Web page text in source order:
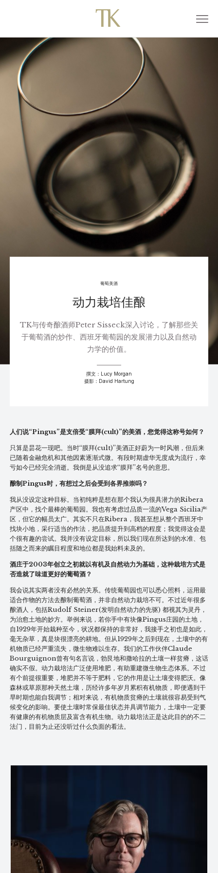
葡萄美酒
动力栽培佳酿
TK与传奇酿酒师Peter Sisseck深入讨论，了解那些关
于葡萄酒的炒作、西班牙葡萄园的发展潜力以及自然动
力学的价值。
撰文：Lucy Morgan
摄影：David Hartung
人们说“Pingus”是支倍受“膜拜(cult)”的美酒，您觉得这称号如何？
只算是昙花一现吧。当时“膜拜(cult)”美酒正好蔚为一时风潮，但后来
已随着金融危机和其他因素逐渐式微。有段时期虚华无度成为流行，幸
亏如今已经完全消逝。我倒是从没追求“膜拜”名号的意思。
酿制Pingus时，有想过之后会受到各界推崇吗？
我从没设定这种目标。当初纯粹是想在那个我认为很具潜力的Ribera
产区中，找个最棒的葡萄园。我也有考虑过品质一流的Vega Sicilia产
区，但它的幅员太广。其实不只在Ribera，我甚至想从整个西班牙中
找块小地，采行适当的作法，把品质提升到高档的程度；我觉得这会是
个很有趣的尝试。我并没有设定目标，所以我们现在所达到的水准、包
括随之而来的瞩目程度和地位都是我始料未及的。
酒庄于2003年创立之初就以有机及自然动力为基础，这种栽培方式是
否造就了味道更好的葡萄酒？
我会说其实两者没有必然的关系。传统葡萄园也可以悉心照料，运用最
适合作物的方法去酿制葡萄酒，并非自然动力栽培不可。不过近年很多
酿酒人，包括Rudolf Steiner(发明自然动力的先驱) 都视其为灵丹，
为治愈土地的妙方。举例来说，若你手中有块像Pingus庄园的土地，
自1929年开始栽种至今，状况都保持的非常好，我接手之初也是如此，
毫无杂草，真是块很漂亮的耕地。但从1929年之后到现在，土壤中的有
机物质已经严重流失，微生物难以生存。我们的工作伙伴Claude
Bourguignon曾有句名言说，勃艮地和撒哈拉的土壤一样贫瘠，这话
确实不假。动力栽培法广泛使用堆肥，有助重建微生物生态体系。不过
有个前提很重要，堆肥并不等于肥料，它的作用是让土壤变得肥沃。像
森林或草原那种天然土壤，历经许多年岁月累积有机物质，即便遇到干
旱时期也能自我调节；相对来说，有机物质贫瘠的土壤就很容易受到气
候变化的影响。要使土壤时常保最佳状态并具调节能力，土壤中一定要
有健康的有机物质层及富含有机生物。动力栽培法正是达此目的的不二
法门，目前为止还没听过什么负面的看法。